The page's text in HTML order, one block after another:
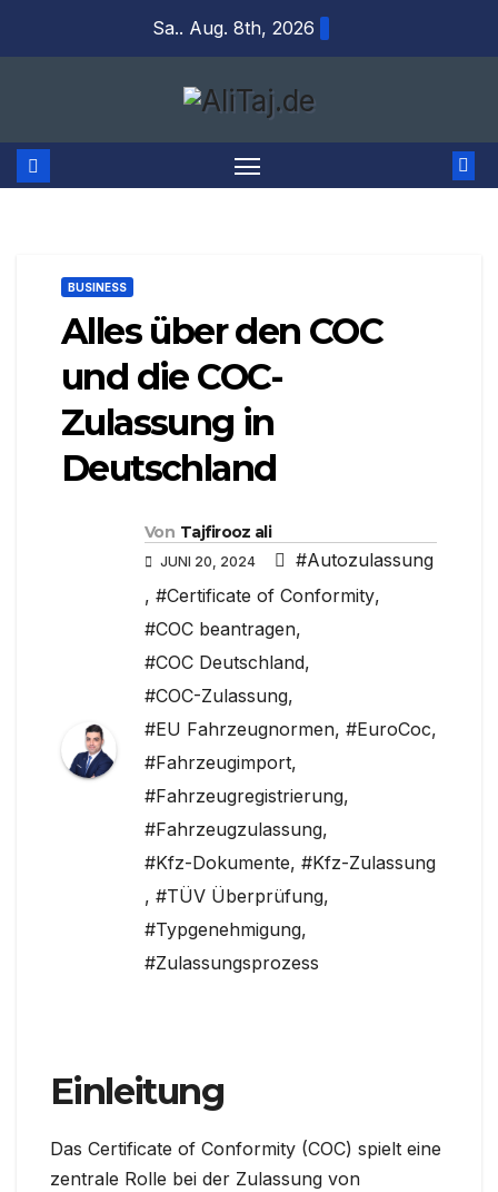
Sa.. Aug. 8th, 2026
BUSINESS
Alles über den COC
und die COC-
Zulassung in
Deutschland
Von Tajfirooz ali
JUNI 20, 2024
#Autozulassung
, #Certificate of Conformity,
#COC beantragen,
#COC Deutschland,
#COC-Zulassung,
#EU Fahrzeugnormen, #EuroCoc,
#Fahrzeugimport,
#Fahrzeugregistrierung,
#Fahrzeugzulassung,
#Kfz-Dokumente, #Kfz-Zulassung
, #TÜV Überprüfung,
#Typgenehmigung,
#Zulassungsprozess
Einleitung
Das Certificate of Conformity (COC) spielt eine
zentrale Rolle bei der Zulassung von